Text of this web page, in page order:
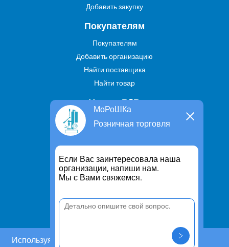
МоРоШКа
Розничная торговля
Если Вас заинтересовала наша
организации, напиши нам.
Мы с Вами свяжемся.
Используя этот сайт, Вы даете согласие на
Добавить закупку
Покупателям
Покупателям
Добавить организацию
Найти поставщика
Найти товар
Услуги В2В
Найти услугу
Предложить свою услугу
Дропшиппинг
Транспортные услуги
Информация
Политика конфиденциальности